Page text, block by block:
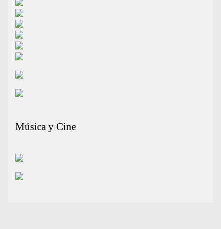
Música y Cine